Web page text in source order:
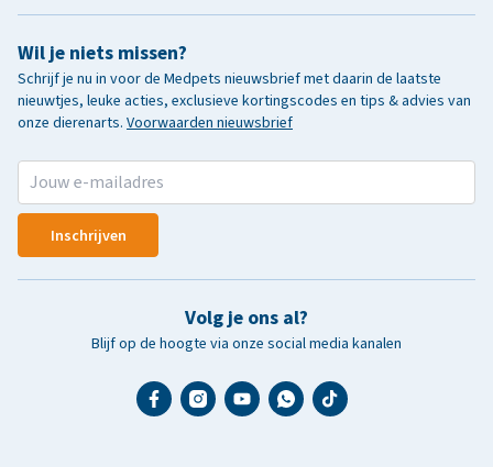
Wil je niets missen?
Schrijf je nu in voor de Medpets nieuwsbrief met daarin de laatste
nieuwtjes, leuke acties, exclusieve kortingscodes en tips & advies van
onze dierenarts. Voorwaarden nieuwsbrief
Inschrijven
Volg je ons al?
Blijf op de hoogte via onze social media kanalen